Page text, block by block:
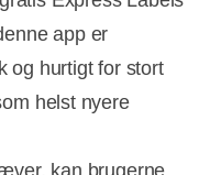
app er
og hurtigt for stort
helst nyere
kan brugerne